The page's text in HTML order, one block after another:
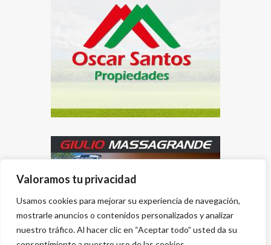
Valoramos tu privacidad
Usamos cookies para mejorar su experiencia de navegación,
mostrarle anuncios o contenidos personalizados y analizar
nuestro tráfico. Al hacer clic en “Aceptar todo” usted da su